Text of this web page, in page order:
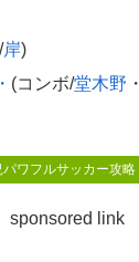
岸)
(コンボ/堂木野 ・
ワフルサッカー攻略
sponsored link